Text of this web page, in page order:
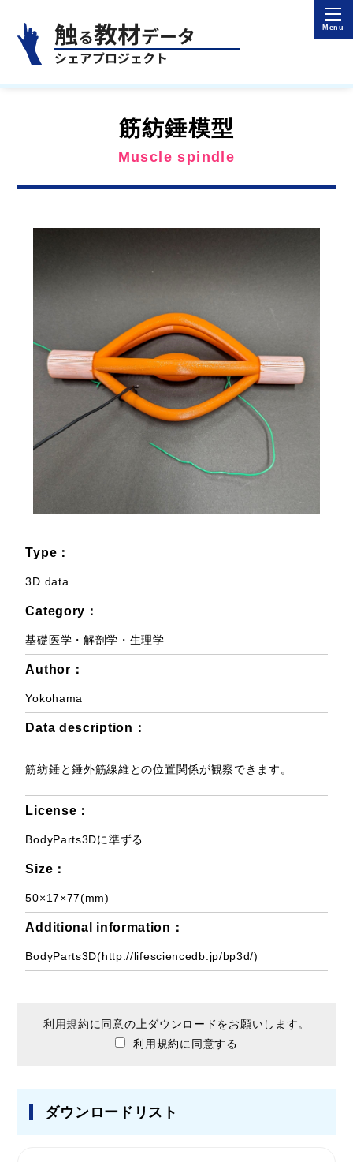
筋紡錘模型
Muscle spindle
Type：
3D data
Category：
基礎医学・解剖学・生理学
Author：
Yokohama
Data description：
筋紡錘と錘外筋線維との位置関係が観察できます。
License：
BodyParts3Dに準ずる
Size：
50×17×77(mm)
Additional information：
BodyParts3D(http://lifesciencedb.jp/bp3d/)
利用規約に同意の上ダウンロードをお願いします。
利用規約に同意する
ダウンロードリスト